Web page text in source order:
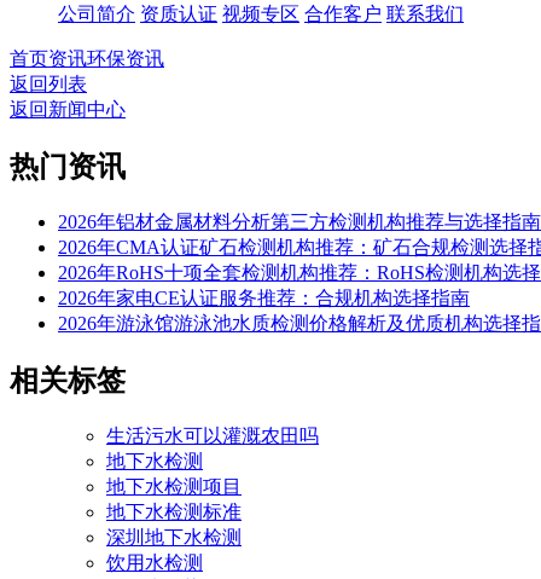
公司简介 资质认证 视频专区 合作客户 联系我们
首页资讯环保资讯
返回列表
返回新闻中心
热门资讯
2026年铝材金属材料分析第三方检测机构推荐与选择指南
2026年CMA认证矿石检测机构推荐：矿石合规检测选择
2026年RoHS十项全套检测机构推荐：RoHS检测机构选
2026年家电CE认证服务推荐：合规机构选择指南
2026年游泳馆游泳池水质检测价格解析及优质机构选择
相关标签
生活污水可以灌溉农田吗
地下水检测
地下水检测项目
地下水检测标准
深圳地下水检测
饮用水检测